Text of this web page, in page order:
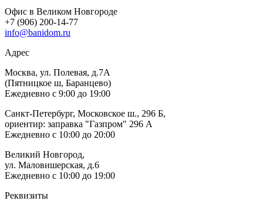
Офис в Великом Новгороде
+7 (906) 200-14-77
info@banidom.ru
Адрес
Москва, ул. Полевая, д.7А
(Пятницкое ш, Баранцево)
Ежедневно с 9:00 до 19:00
Санкт-Петербург, Московское ш., 296 Б,
ориентир: заправка "Газпром" 296 А
Ежедневно с 10:00 до 20:00
Великий Новгород,
ул. Маловишерская, д.6
Ежедневно с 10:00 до 19:00
Реквизиты